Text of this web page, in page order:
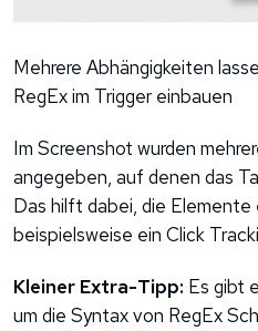
Mehrere Abhängigkeiten
RegEx im Trigger einbauen
Im Screenshot wurden
angegeben, auf denen das
Das hilft dabei, die Elemente
beispielsweise ein Click
Kleiner Extra-Tipp: Es gibt
um die Syntax von RegEx